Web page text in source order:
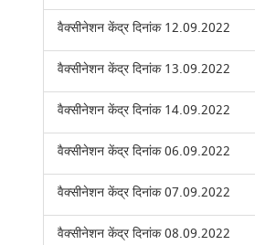
वैक्सीनेशन केंद्र दिनांक 12.09.2022
वैक्सीनेशन केंद्र दिनांक 13.09.2022
वैक्सीनेशन केंद्र दिनांक 14.09.2022
वैक्सीनेशन केंद्र दिनांक 06.09.2022
वैक्सीनेशन केंद्र दिनांक 07.09.2022
वैक्सीनेशन केंद्र दिनांक 08.09.2022